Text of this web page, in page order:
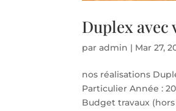
Duplex avec
paradmin | Mar 27,
nos réalisations
Particulier Année :
Budget travaux (hors